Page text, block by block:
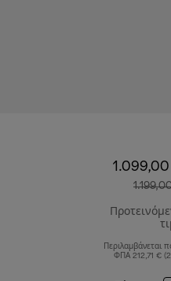
Περιλαμβάνεται
ΦΠΑ 212,71 €